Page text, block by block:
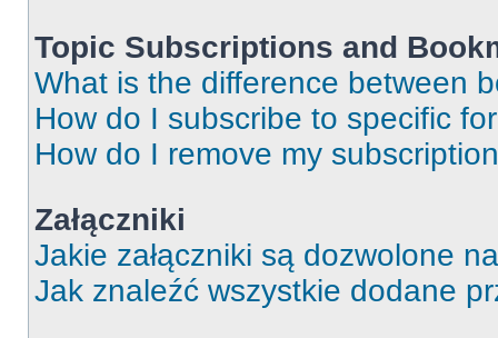
Topic Subscriptions and
What is the difference between
How do I subscribe to specific
How do I remove my
Załączniki
Jakie załączniki są dozwolone
Jak znaleźć wszystkie dodane